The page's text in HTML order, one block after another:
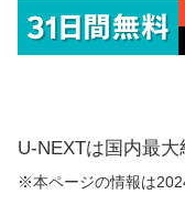
U-NEXTは国内最大
※本ページの情報は